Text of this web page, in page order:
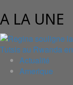
A LA UNE
Actualité
Amerique